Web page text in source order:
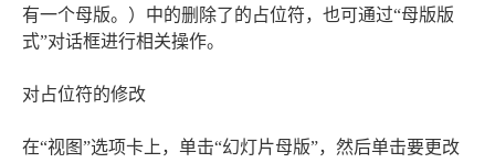
有一个母版。）中的删除了的占位符，也可通过“母版版
式”对话框进行相关操作。
对占位符的修改
在“视图”选项卡上，单击“幻灯片母版”，然后单击要更改